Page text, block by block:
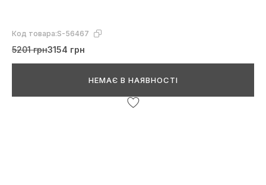
Код товара:S-56467
5201 грн3154 грн
НЕМАЄ В НАЯВНОСТІ